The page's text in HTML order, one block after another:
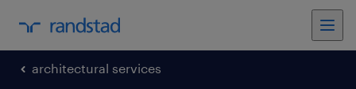
architectural services